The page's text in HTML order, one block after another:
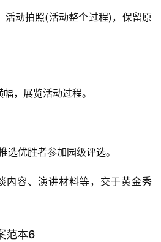
活动拍照(活动整个过程)，保留原
，展览活动过程。
选优胜者参加园级评选。
内容、演讲材料等，交于黄金秀
范本6